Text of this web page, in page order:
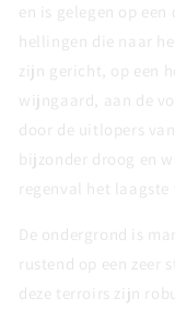
en is gelegen op
hellingen die naar
zijn gericht, op een
wijngaard, aan de
door de uitlopers
bijzonder droog en
regenval het
De ondergrond is
rustend op een
deze terroirs zijn